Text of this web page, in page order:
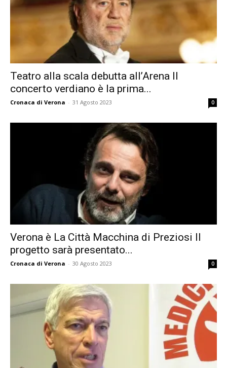
Teatro alla scala debutta all’Arena Il
concerto verdiano è la prima...
Cronaca di Verona - 31 Agosto 2023 0
Verona è La Città Macchina di Preziosi Il
progetto sarà presentato...
Cronaca di Verona - 30 Agosto 2023 0